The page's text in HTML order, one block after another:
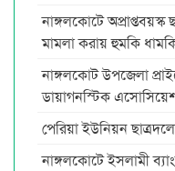
নাঙ্গলকোটে
মামলা করায় হুমকি
নাঙ্গলকোট উপজেলা
ডায়াগনস্টিক
পেরিয়া ইউনিয়ন
নাঙ্গলকোটে ইসলামী